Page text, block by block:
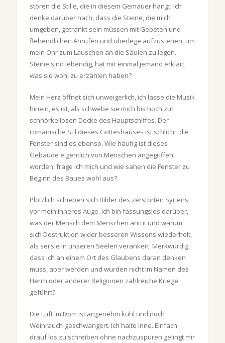
stören die Stille, die in diesem Gemäuer hängt. Ich
denke darüber nach, dass die Steine, die mich
umgeben, getränkt sein müssen mit Gebeten und
flehendlichen Anrufen und überlege aufzustehen, um
mein Ohr zum Lauschen an die Säulen zu legen.
Steine sind lebendig, hat mir einmal jemand erklärt,
was sie wohl zu erzählen haben?
Mein Herz öffnet sich unweigerlich, ich lasse die Musik
hinein, es ist, als schwebe sie mich bis hoch zur
schnörkellosen Decke des Hauptschiffes. Der
romanische Stil dieses Gotteshauses ist schlicht, die
Fenster sind es ebenso. Wie häufig ist dieses
Gebäude eigentlich von Menschen angegriffen
worden, frage ich mich und wie sahen die Fenster zu
Beginn des Baues wohl aus?
Plötzlich schieben sich Bilder des zerstörten Syriens
vor mein inneres Auge. Ich bin fassungslos darüber,
was der Mensch dem Menschen antut und warum
sich Destruktion wider besseren Wissens wiederholt,
als sei sie in unseren Seelen verankert. Merkwürdig,
dass ich an einem Ort des Glaubens daran denken
muss, aber werden und wurden nicht im Namen des
Herrn oder anderer Religionen zahlreiche Kriege
geführt?
Die Luft im Dom ist angenehm kühl und noch
Weihrauch-geschwängert. Ich halte inne. Einfach
drauf los zu schreiben ohne nachzuspüren gelingt mir